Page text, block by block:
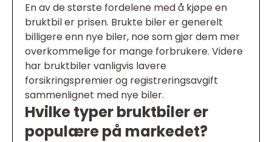
En av de største fordelene med å kjøpe en
bruktbil er prisen. Brukte biler er generelt
billigere enn nye biler, noe som gjør dem mer
overkommelige for mange forbrukere. Videre
har bruktbiler vanligvis lavere
forsikringspremier og registreringsavgift
sammenlignet med nye biler.
Hvilke typer bruktbiler er
populære på markedet?